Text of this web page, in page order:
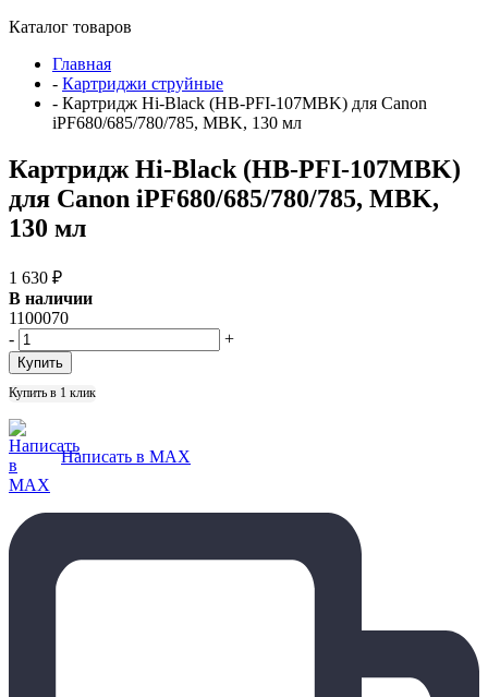
Каталог товаров
Главная
- Картриджи струйные
- Картридж Hi-Black (HB-PFI-107MBK) для Canon
iPF680/685/780/785, MBK, 130 мл
Картридж Hi-Black (HB-PFI-107MBK)
для Canon iPF680/685/780/785, MBK,
130 мл
1 630 ₽
В наличии
1100070
-
+
Купить в 1 клик
Написать в MAX